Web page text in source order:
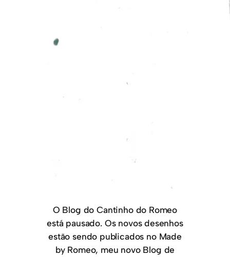
O Blog do Cantinho do Romeo
está pausado. Os novos desenhos
estão sendo publicados no Made
by Romeo, meu novo Blog de